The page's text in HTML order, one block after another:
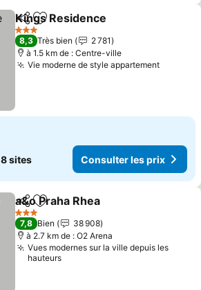
PartagerAjouter à mes favoris
Kings Residence
3 Étoiles
8,3 Très bien
2 781
à 1.5 km de : Centre-ville
Vie moderne de style appartement
8 sites Consulter les prix
PartagerAjouter à mes favoris
a&o Praha Rhea
3 Étoiles
7,8 Bien
38 908
à 2.7 km de : O2 Arena
Vues modernes sur la ville depuis les
hauteurs